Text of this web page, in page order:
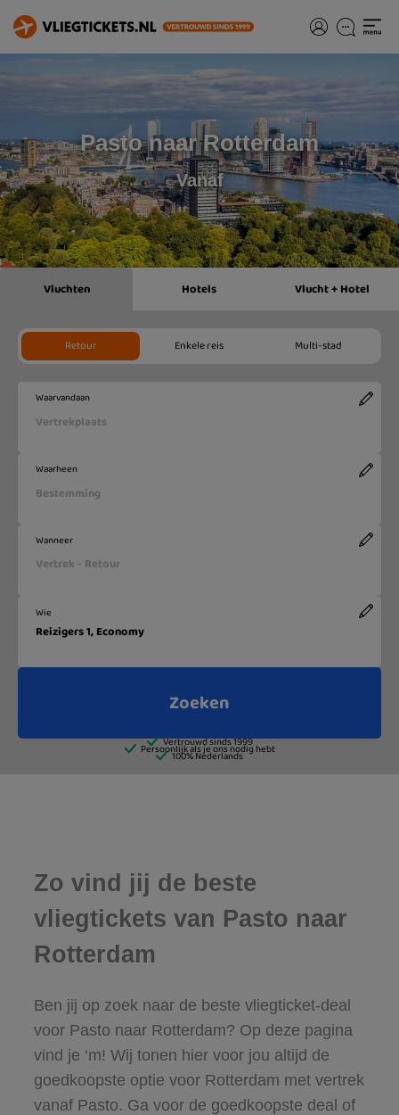
Pasto naar Rotterdam
Vanaf
Zo vind jij de beste
vliegtickets van Pasto naar
Rotterdam
Ben jij op zoek naar de beste vliegticket-deal
voor Pasto naar Rotterdam? Op deze pagina
vind je ‘m! Wij tonen hier voor jou altijd de
goedkoopste optie voor Rotterdam met vertrek
vanaf Pasto. Ga voor de goedkoopste deal of